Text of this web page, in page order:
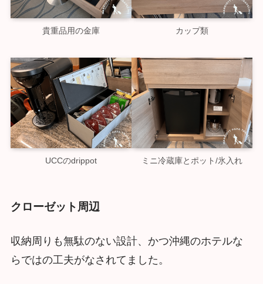
貴重品用の金庫 カップ類
UCCのdrippot ミニ冷蔵庫とポット/氷入れ
クローゼット周辺
収納周りも無駄のない設計、かつ沖縄のホテルな
らではの工夫がなされてました。